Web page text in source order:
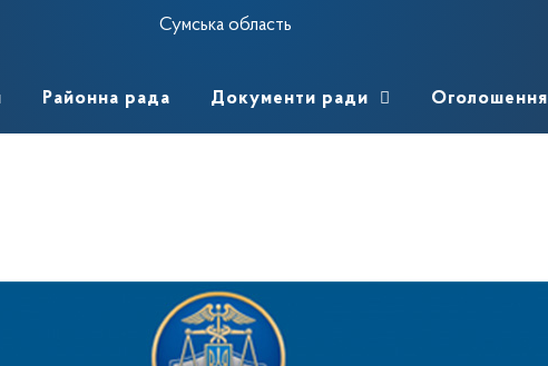
Сумська область
Районна рада Документи ради Оголошення